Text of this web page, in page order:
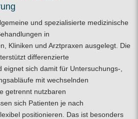
und spezialisierte medizinische
in
Kliniken und Arztpraxen ausgelegt. Die
differenzierte
eignet sich damit für Untersuchungs-,
mit wechselnden
getrennt nutzbaren
sich Patienten je nach
positionieren. Das ist besonders